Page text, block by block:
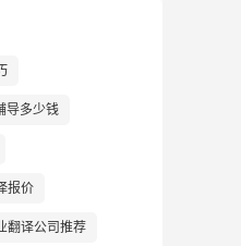
导多少钱
报价
翻译公司推荐